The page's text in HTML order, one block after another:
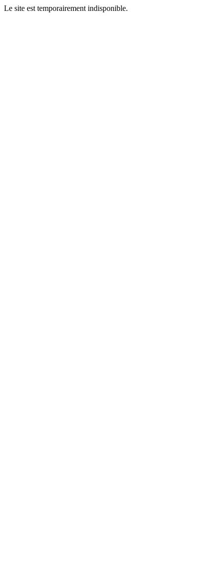
Le site est temporairement indisponible.